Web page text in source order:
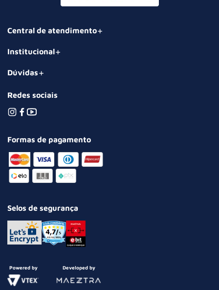
Central de atendimento
Institucional
Dúvidas
Redes sociais
Formas de pagamento
Selos de segurança
Powered by Developed by